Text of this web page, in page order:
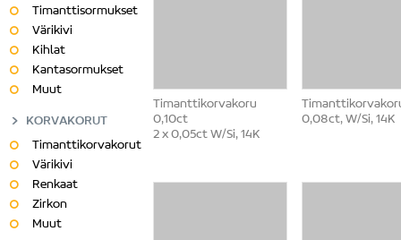
Timanttikorvakoru
0,10ct
2 x 0,05ct W/Si, 14K
0,08ct, W/Si, 14K
Timanttisormukset
Värikivi
Kihlat
Kantasormukset
Muut
KORVAKORUT
Timanttikorvakorut
Värikivi
Renkaat
Zirkon
Muut